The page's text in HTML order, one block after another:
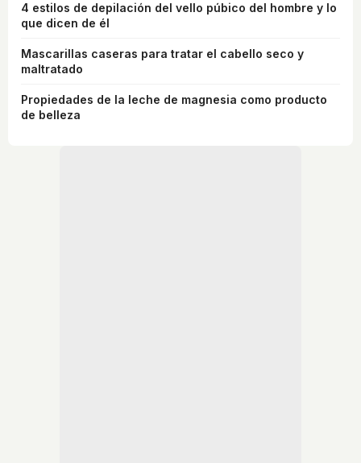
4 estilos de depilación del vello púbico del hombre y lo
que dicen de él
Mascarillas caseras para tratar el cabello seco y
maltratado
Propiedades de la leche de magnesia como producto
de belleza